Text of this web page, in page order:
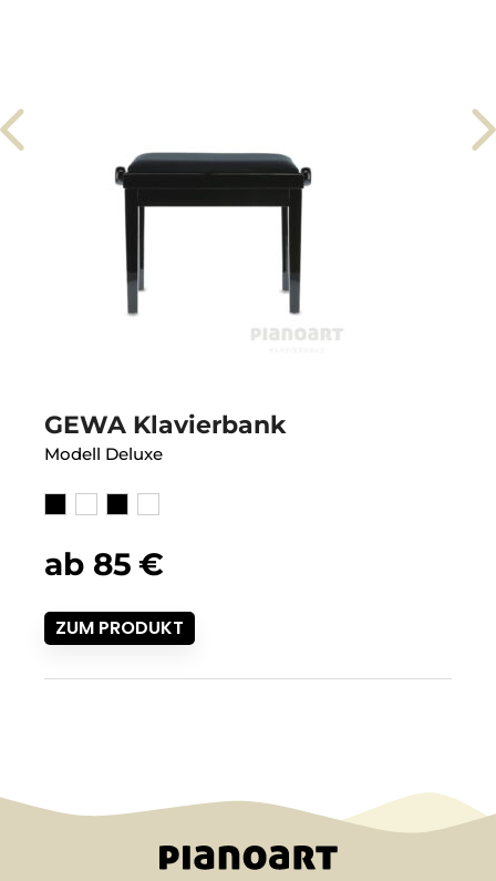
GEWA Klavierbank
Modell Deluxe
ab 85 €
ZUM PRODUKT